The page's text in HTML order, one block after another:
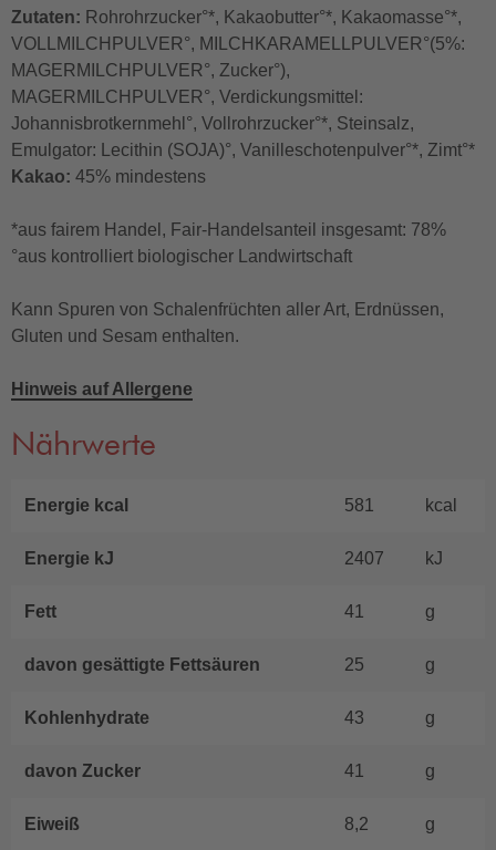
Zutaten: Rohrohrzucker°*, Kakaobutter°*, Kakaomasse°*,
VOLLMILCHPULVER°, MILCHKARAMELLPULVER°(5%:
MAGERMILCHPULVER°, Zucker°),
MAGERMILCHPULVER°, Verdickungsmittel:
Johannisbrotkernmehl°, Vollrohrzucker°*, Steinsalz,
Emulgator: Lecithin (SOJA)°, Vanilleschotenpulver°*, Zimt°*
Kakao: 45% mindestens
*aus fairem Handel, Fair-Handelsanteil insgesamt: 78%
°aus kontrolliert biologischer Landwirtschaft
Kann Spuren von Schalenfrüchten aller Art, Erdnüssen,
Gluten und Sesam enthalten.
Hinweis auf Allergene
Nährwerte
Energie kcal 581 kcal
Energie kJ 2407 kJ
Fett 41 g
davon gesättigte Fettsäuren 25 g
Kohlenhydrate 43 g
davon Zucker 41 g
Eiweiß 8,2 g